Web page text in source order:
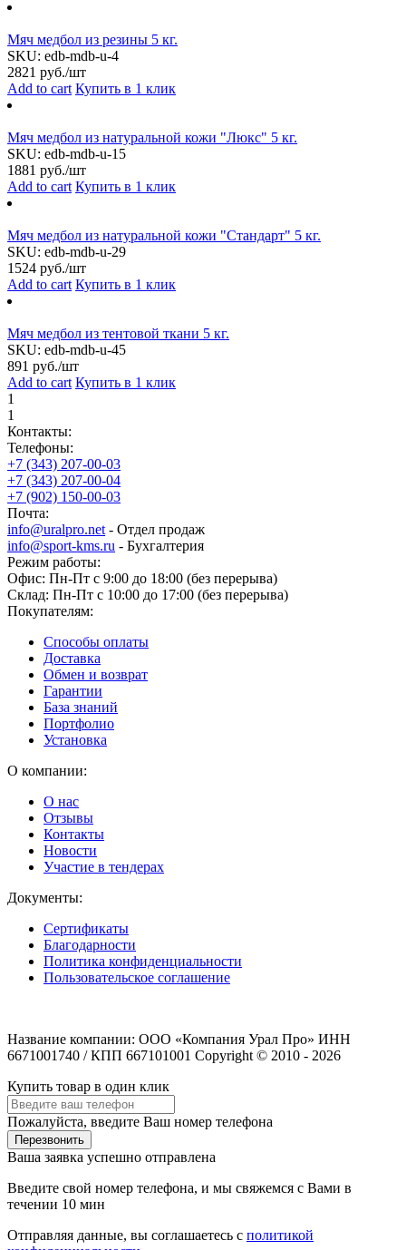
Мяч медбол из резины 5 кг.
SKU: edb-mdb-u-4
2821 руб./шт
Add to cart Купить в 1 клик
Мяч медбол из натуральной кожи "Люкс" 5 кг.
SKU: edb-mdb-u-15
1881 руб./шт
Add to cart Купить в 1 клик
Мяч медбол из натуральной кожи "Стандарт" 5 кг.
SKU: edb-mdb-u-29
1524 руб./шт
Add to cart Купить в 1 клик
Мяч медбол из тентовой ткани 5 кг.
SKU: edb-mdb-u-45
891 руб./шт
Add to cart Купить в 1 клик
1
1
Контакты:
Телефоны:
+7 (343) 207-00-03
+7 (343) 207-00-04
+7 (902) 150-00-03
Почта:
info@uralpro.net - Отдел продаж
info@sport-kms.ru - Бухгалтерия
Режим работы:
Офис: Пн-Пт с 9:00 до 18:00 (без перерыва)
Склад: Пн-Пт с 10:00 до 17:00 (без перерыва)
Покупателям:
Способы оплаты
Доставка
Обмен и возврат
Гарантии
База знаний
Портфолио
Установка
О компании:
О нас
Отзывы
Контакты
Новости
Участие в тендерах
Документы:
Сертификаты
Благодарности
Политика конфиденциальности
Пользовательское соглашение
Название компании: ООО «Компания Урал Про» ИНН
6671001740 / КПП 667101001 Copyright © 2010 - 2026
Купить товар в один клик
Пожалуйста, введите Ваш номер телефона
Перезвонить
Ваша заявка успешно отправлена
Введите свой номер телефона, и мы свяжемся с Вами в
течении 10 мин
Отправляя данные, вы соглашаетесь с политикой